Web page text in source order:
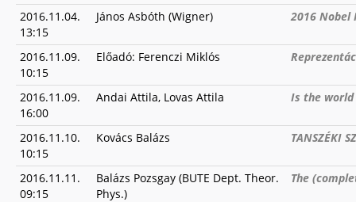
2016.11.04.
13:15
János Asbóth (Wigner) 2016 Nobel
2016.11.09.
10:15
Előadó: Ferenczi Miklós
2016.11.09.
16:00
Andai Attila, Lovas Attila Is the world
2016.11.10.
10:15
Kovács Balázs TANSZÉKI
2016.11.11.
09:15
Balázs Pozsgay (BUTE Dept. Theor.
Phys.)
The